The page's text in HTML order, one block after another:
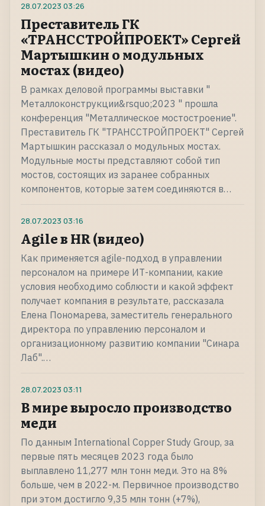
28.07.2023 03:26
Преставитель ГК
«ТРАНССТРОЙПРОЕКТ» Сергей
Мартышкин о модульных
мостах (видео)
В рамках деловой программы выставки "
Металлоконструкции&rsquo;2023 " прошла
конференция "Металлическое мостостроение".
Преставитель ГК "ТРАНССТРОЙПРОЕКТ" Сергей
Мартышкин рассказал о модульных мостах.
Модульные мосты представляют собой тип
мостов, состоящих из заранее собранных
компонентов, которые затем соединяются в…
28.07.2023 03:16
Agile в HR (видео)
Как применяется agile-подход в управлении
персоналом на примере ИТ-компании, какие
условия необходимо соблюсти и какой эффект
получает компания в результате, рассказала
Елена Пономарева, заместитель генерального
директора по управлению персоналом и
организационному развитию компании "Синара
Лаб".…
28.07.2023 03:11
В мире выросло производство
меди
По данным International Copper Study Group, за
первые пять месяцев 2023 года было
выплавлено 11,277 млн тонн меди. Это на 8%
больше, чем в 2022-м. Первичное производство
при этом достигло 9,35 млн тонн (+7%),